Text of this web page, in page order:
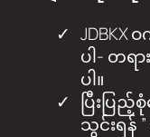
ပါ- တရ
ပါ။
ပြီးပြည့်
သွင်းရန်